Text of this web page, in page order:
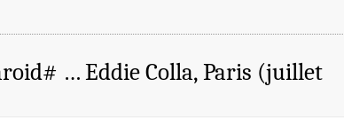
… Eddie Colla, Paris (juillet